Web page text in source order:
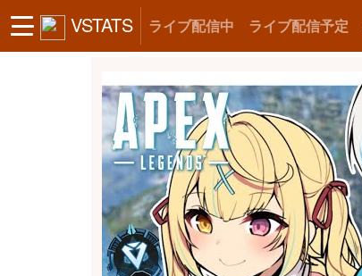
VSTATS ライブ配信中 ライブ配信予定